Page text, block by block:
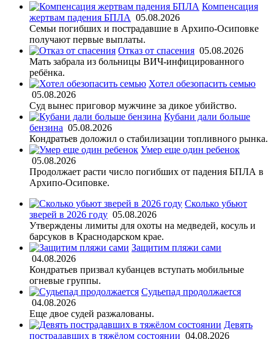
Компенсация
жертвам падения БПЛА 05.08.2026
Семьи погибших и пострадавшие в Архипо-Осиповке
получают первые выплаты.
Отказ от спасения 05.08.2026
Мать забрала из больницы ВИЧ-инфицированного
ребёнка.
Хотел обезопасить семью
05.08.2026
Суд вынес приговор мужчине за дикое убийство.
Кубани дали больше
бензина 05.08.2026
Кондратьев доложил о стабилизации топливного рынка.
Умер еще один ребенок
05.08.2026
Продолжает расти число погибших от падения БПЛА в
Архипо-Осиповке.
Сколько убьют
зверей в 2026 году 05.08.2026
Утверждены лимиты для охоты на медведей, косуль и
барсуков в Краснодарском крае.
Защитим пляжи сами
04.08.2026
Кондратьев призвал кубанцев вступать мобильные
огневые группы.
Судьепад продолжается
04.08.2026
Еще двое судей разжалованы.
Девять
пострадавших в тяжёлом состоянии 04.08.2026